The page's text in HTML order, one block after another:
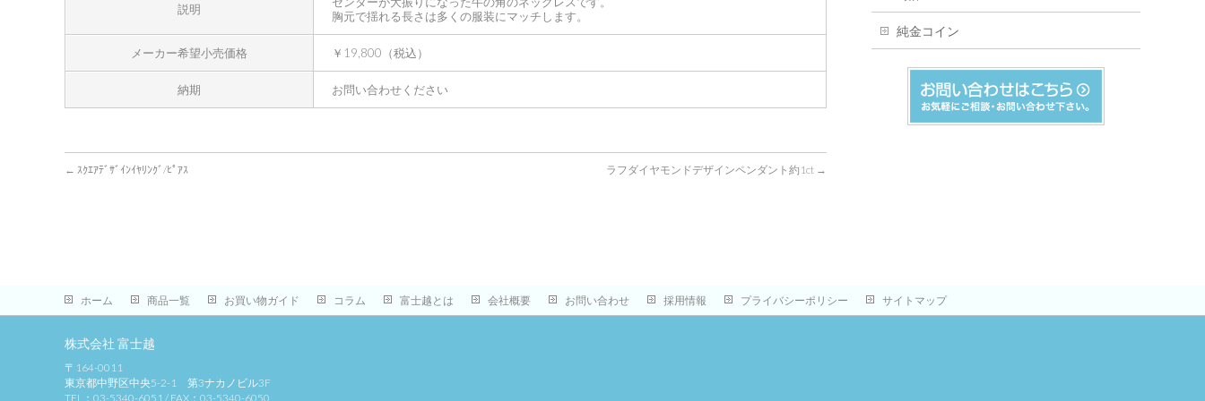
説明
胸元で揺れる長さは多くの服装にマッチします。
メーカー希望小売価格 ￥19,800（税込）
納期 お問い合わせください
← ｽｸｴｱﾃﾞｻﾞｲﾝｲﾔﾘﾝｸﾞ/ﾋﾟｱｽ ラフダイヤモンドデザインペンダント約1ct →
純金コイン
ホーム 商品一覧 お買い物ガイド コラム 富士越とは 会社概要 お問い合わせ 採用情報 プライバシーポリシー サイトマップ
株式会社 富士越
〒164-0011
東京都中野区中央5-2-1 第3ナカノビル3F
TEL：03-5340-6051 / FAX：03-5340-6050